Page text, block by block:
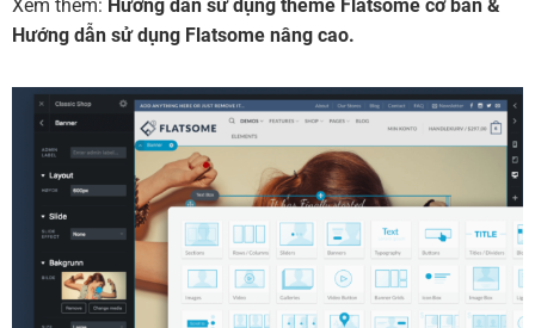
Xem thêm: Hướng dẫn sử dụng theme Flatsome cơ bản &
Hướng dẫn sử dụng Flatsome nâng cao.